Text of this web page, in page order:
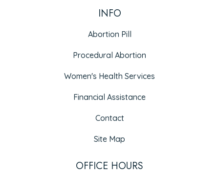
INFO
Abortion Pill
Procedural Abortion
Women's Health Services
Financial Assistance
Contact
Site Map
OFFICE HOURS